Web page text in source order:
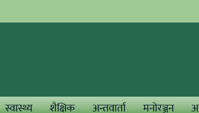
स्वास्थ्य शैक्षिक अन्तवार्ता मनोरञ्जन